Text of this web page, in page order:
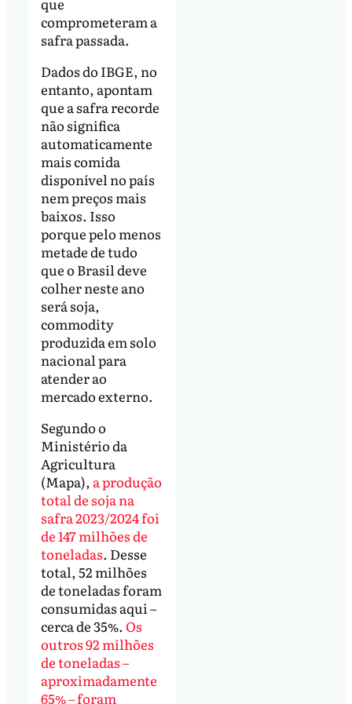
comprometeram a
safra passada.
Dados do IBGE, no
entanto, apontam
que a safra recorde
não significa
automaticamente
mais comida
disponível no país
nem preços mais
baixos. Isso
porque pelo menos
metade de tudo
que o Brasil deve
colher neste ano
será soja,
commodity
produzida em solo
nacional para
atender ao
mercado externo.
Segundo o
Ministério da
Agricultura
(Mapa), a produção
total de soja na
safra 2023/2024 foi
de 147 milhões de
toneladas. Desse
total, 52 milhões
de toneladas foram
consumidas aqui –
cerca de 35%. Os
outros 92 milhões
de toneladas –
aproximadamente
65% – foram